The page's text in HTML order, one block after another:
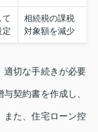
て
定
相続税の課税
対象額を減少
適切な手続きが必要
契約書を作成し、
また、住宅ローン控